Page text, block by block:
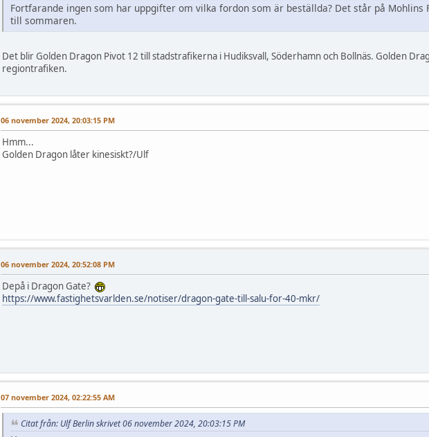
Fortfarande ingen som har uppgifter om vilka fordon som är beställda? Det står på Mohlins
till sommaren.
Det blir Golden Dragon Pivot 12 till stadstrafikerna i Hudiksvall, Söderhamn och Bollnäs. Golden
regiontrafiken.
06 november 2024, 20:03:15 PM
Hmm...
Golden Dragon låter kinesiskt?/Ulf
06 november 2024, 20:52:08 PM
Depå i Dragon Gate?
https://www.fastighetsvarlden.se/notiser/dragon-gate-till-salu-for-40-mkr/
07 november 2024, 02:22:55 AM
Citat från: Ulf Berlin skrivet 06 november 2024, 20:03:15 PM